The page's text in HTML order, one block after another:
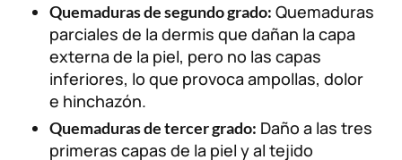
Quemaduras de segundo grado: Quemaduras
parciales de la dermis que dañan la capa
externa de la piel, pero no las capas
inferiores, lo que provoca ampollas, dolor
e hinchazón.
Quemaduras de tercer grado: Daño a las tres
primeras capas de la piel y al tejido